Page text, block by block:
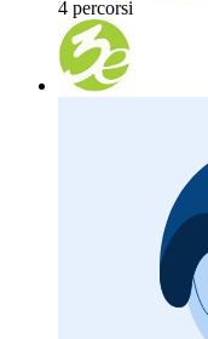
4 percorsi